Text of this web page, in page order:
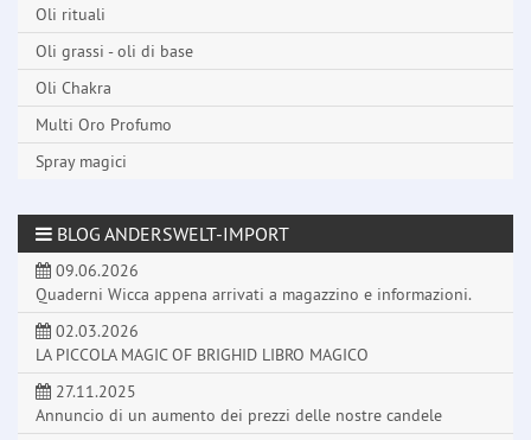
Oli rituali
Oli grassi - oli di base
Oli Chakra
Multi Oro Profumo
Spray magici
BLOG ANDERSWELT-IMPORT
09.06.2026
Quaderni Wicca appena arrivati a magazzino e informazioni.
02.03.2026
LA PICCOLA MAGIC OF BRIGHID LIBRO MAGICO
27.11.2025
Annuncio di un aumento dei prezzi delle nostre candele